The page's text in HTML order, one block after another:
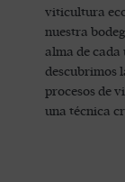
viticultura
nuestra
alma de cada
descubrimos
procesos de
una técnica